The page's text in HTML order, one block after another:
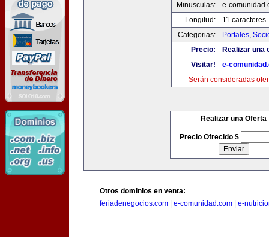
Minusculas:
e-
Longitud:
11 caracteres
Categorias:
Portales,
Precio:
Realizar una
Visitar!
e-
Serán consideradas
Realizar una Oferta
Precio Ofrecido $
Otros dominios en venta:
feriadenegocios.com
e-comunidad.com e-